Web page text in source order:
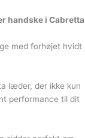
handske i Cabretta
med forhøjet hvidt
læder, der ikke kun
performance til dit